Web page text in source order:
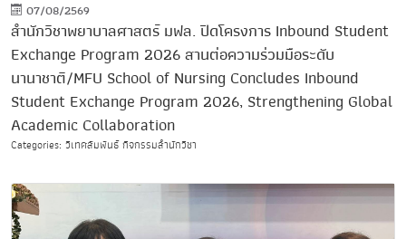
07/08/2569
สำนักวิชาพยาบาลศาสตร์ มฟล. ปิดโครงการ Inbound Student
Exchange Program 2026 สานต่อความร่วมมือระดับ
นานาชาติ/MFU School of Nursing Concludes Inbound
Student Exchange Program 2026, Strengthening Global
Academic Collaboration
Categories: วิเทศสัมพันธ์ กิจกรรมสำนักวิชา